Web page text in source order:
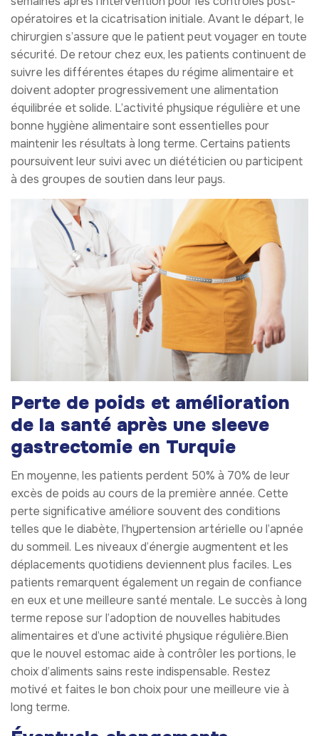
opératoires et la cicatrisation initiale. Avant le départ, le
chirurgien s’assure que le patient peut voyager en toute
sécurité. De retour chez eux, les patients continuent de
suivre les différentes étapes du régime alimentaire et
doivent adopter progressivement une alimentation
équilibrée et solide. L’activité physique régulière et une
bonne hygiène alimentaire sont essentielles pour
maintenir les résultats à long terme. Certains patients
poursuivent leur suivi avec un diététicien ou participent
à des groupes de soutien dans leur pays.
Perte de poids et amélioration
de la santé après une sleeve
gastrectomie en Turquie
En moyenne, les patients perdent 50% à 70% de leur
excès de poids au cours de la première année. Cette
perte significative améliore souvent des conditions
telles que le diabète, l’hypertension artérielle ou l’apnée
du sommeil. Les niveaux d’énergie augmentent et les
déplacements quotidiens deviennent plus faciles. Les
patients remarquent également un regain de confiance
en eux et une meilleure santé mentale. Le succès à long
terme repose sur l’adoption de nouvelles habitudes
alimentaires et d’une activité physique régulière.Bien
que le nouvel estomac aide à contrôler les portions, le
choix d’aliments sains reste indispensable. Restez
motivé et faites le bon choix pour une meilleure vie à
long terme.